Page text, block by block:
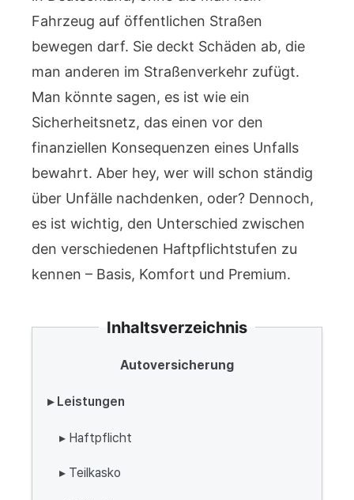
Fahrzeug auf öffentlichen Straßen
bewegen darf. Sie deckt Schäden ab, die
man anderen im Straßenverkehr zufügt.
Man könnte sagen, es ist wie ein
Sicherheitsnetz, das einen vor den
finanziellen Konsequenzen eines Unfalls
bewahrt. Aber hey, wer will schon ständig
über Unfälle nachdenken, oder? Dennoch,
es ist wichtig, den Unterschied zwischen
den verschiedenen Haftpflichtstufen zu
kennen – Basis, Komfort und Premium.
Inhaltsverzeichnis
Autoversicherung
▸ Leistungen
▸ Haftpflicht
▸ Teilkasko